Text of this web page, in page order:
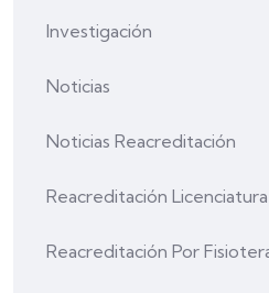
Investigación
Noticias
Noticias Reacreditación
Reacreditación
Reacreditación Por